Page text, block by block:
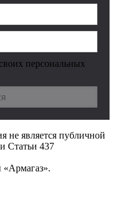
персональных
не является публичной
Статьи 437